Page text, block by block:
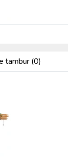
tambur (0)